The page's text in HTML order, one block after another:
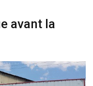
avant la